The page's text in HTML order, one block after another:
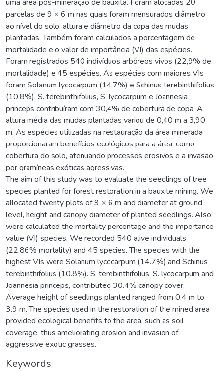
uma área pós-mineração de bauxita. Foram alocadas 20
parcelas de 9 × 6 m nas quais foram mensurados diâmetro
ao nível do solo, altura e diâmetro da copa das mudas
plantadas. Também foram calculados a porcentagem de
mortalidade e o valor de importância (VI) das espécies.
Foram registrados 540 indivíduos arbóreos vivos (22,9% de
mortalidade) e 45 espécies. As espécies com maiores VIs
foram Solanum lycocarpum (14,7%) e Schinus terebinthifolius
(10,8%). S. terebinthifolius, S. lycocarpum e Joannesia
princeps contribuíram com 30,4% de cobertura de copa. A
altura média das mudas plantadas variou de 0,40 m a 3,90
m. As espécies utilizadas na restauração da área minerada
proporcionaram benefícios ecológicos para a área, como
cobertura do solo, atenuando processos erosivos e a invasão
por gramíneas exóticas agressivas.
The aim of this study was to evaluate the seedlings of tree
species planted for forest restoration in a bauxite mining. We
allocated twenty plots of 9 × 6 m and diameter at ground
level, height and canopy diameter of planted seedlings. Also
were calculated the mortality percentage and the importance
value (VI) species. We recorded 540 alive individuals
(22.86% mortality) and 45 species. The species with the
highest VIs were Solanum lycocarpum (14.7%) and Schinus
terebinthifolius (10.8%). S. terebinthifolius, S. lycocarpum and
Joannesia princeps, contributed 30.4% canopy cover.
Average height of seedlings planted ranged from 0.4 m to
3.9 m. The species used in the restoration of the mined area
provided ecological benefits to the area, such as soil
coverage, thus ameliorating erosion and invasion of
aggressive exotic grasses.
Keywords